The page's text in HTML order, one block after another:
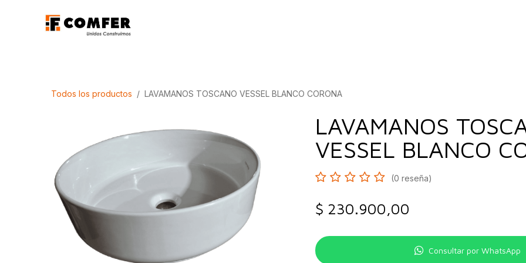
Todos los productos LAVAMANOS TOSCANO VESSEL BLANCO CORONA
LAVAMANOS
VESSEL BLANCO
(0 reseña)
$ 230.900,00
Consultar por WhatsApp